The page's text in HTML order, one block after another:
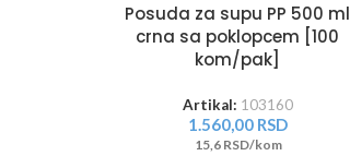
Posuda za supu PP 500 ml
crna sa poklopcem [100
kom/pak]
Artikal: 103160
1.560,00 RSD
15,6 RSD/kom